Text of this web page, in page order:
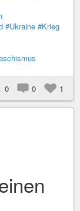
#Ukraine #Krieg
0 0 1